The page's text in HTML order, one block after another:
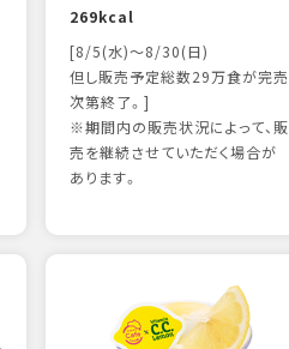
269kcal
[8/5(水)～8/30(日)
但し販売予定総数29万食が完売
次第終了。]
※期間内の販売状況によって、販
売を継続させていただく場合が
あります。